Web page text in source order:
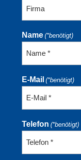
Name (*benötigt)
E-Mail (*benötigt)
Telefon (*benötigt)